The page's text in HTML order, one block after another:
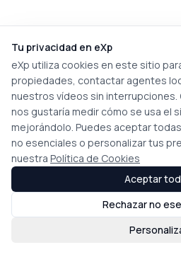
Tu privacidad en eXp
eXp utiliza cookies en este sitio
propiedades, contactar agentes
nuestros vídeos sin interrupciones.
nos gustaría medir cómo se usa el
mejorándolo. Puedes aceptar
no esenciales o personalizar tus
nuestra Política de Cookies
Rechazar no
Aceptar